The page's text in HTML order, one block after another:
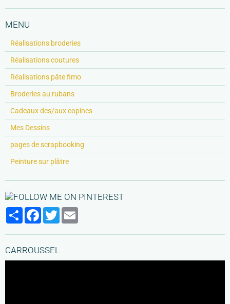
MENU
Réalisations broderies
Réalisations coutures
Réalisations pâte fimo
Broderies au rubans
Cadeaux des/aux copines
Mes Dessins
pages de scrapbooking
Peinture sur plâtre
PartagerFacebook
Twitter
CARROUSSEL